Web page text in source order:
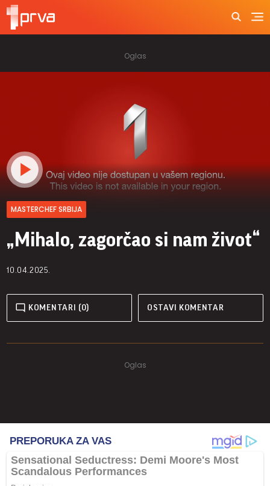
MASTERCHEF SRBIJA
„Mihalo, zagorčao si nam život“
10.04.2025.
KOMENTARI (0) OSTAVI KOMENTAR